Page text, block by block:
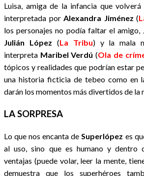
Luisa, amiga de la infancia que
interpretada por Alexandra Jiménez (
los personajes no podía faltar el amigo,
Julián López (La Tribu) y la mala
interpreta Maribel Verdú (Ola de
tópicos y realidades que podrían estar
una historia ficticia de tebeo como en
darán los momentos más divertidos de la
LA SORPRESA
Lo que nos encanta deSuperlópez es
al uso, sino que es humano y dentro
ventajas (puede volar, leer la mente,
demuestra que los superhéroes